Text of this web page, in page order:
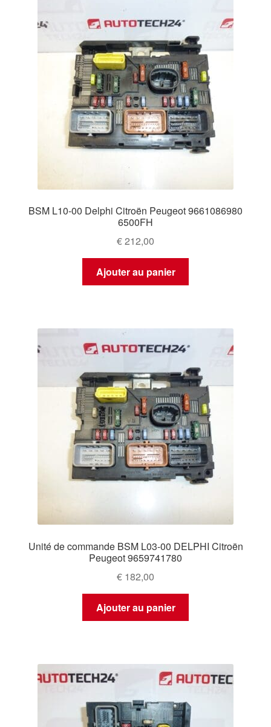
au
plus
ancien
BSM L10-00 Delphi Citroën Peugeot 9661086980
6500FH
€212,00
Ajouter au panier
Unité de commande BSM L03-00 DELPHI Citroën
Peugeot 9659741780
€ 182,00
Ajouter au panier